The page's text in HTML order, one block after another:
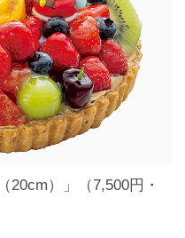
20cm）」（7,500円・